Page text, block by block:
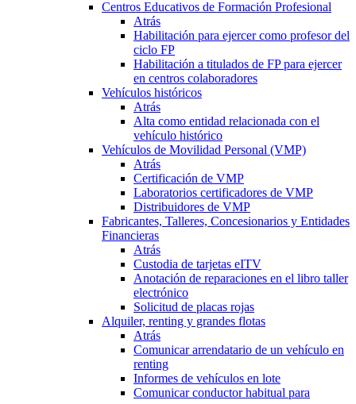
Centros Educativos de Formación Profesional
Atrás
Habilitación para ejercer como profesor del
ciclo FP
Habilitación a titulados de FP para ejercer
en centros colaboradores
Vehículos históricos
Atrás
Alta como entidad relacionada con el
vehículo histórico
Vehículos de Movilidad Personal (VMP)
Atrás
Certificación de VMP
Laboratorios certificadores de VMP
Distribuidores de VMP
Fabricantes, Talleres, Concesionarios y Entidades
Financieras
Atrás
Custodia de tarjetas eITV
Anotación de reparaciones en el libro taller
electrónico
Solicitud de placas rojas
Alquiler, renting y grandes flotas
Atrás
Comunicar arrendatario de un vehículo en
renting
Informes de vehículos en lote
Comunicar conductor habitual para